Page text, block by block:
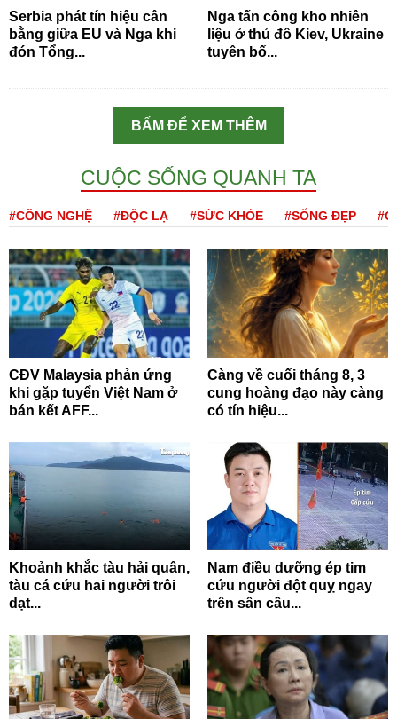
Serbia phát tín hiệu cân
bằng giữa EU và Nga khi
đón Tổng...
Nga tấn công kho nhiên
liệu ở thủ đô Kiev, Ukraine
tuyên bố...
BẤM ĐỂ XEM THÊM
CUỘC SỐNG QUANH TA
#CÔNG NGHỆ #ĐỘC LẠ #SỨC KHỎE #SỐNG ĐẸP
CĐV Malaysia phản ứng
khi gặp tuyển Việt Nam ở
bán kết AFF...
Càng về cuối tháng 8, 3
cung hoàng đạo này càng
có tín hiệu...
Khoảnh khắc tàu hải quân,
tàu cá cứu hai người trôi
dạt...
Nam điều dưỡng ép tim
cứu người đột quỵ ngay
trên sân cầu...